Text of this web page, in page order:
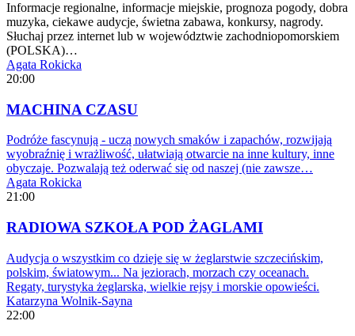
Informacje regionalne, informacje miejskie, prognoza pogody, dobra
muzyka, ciekawe audycje, świetna zabawa, konkursy, nagrody.
Słuchaj przez internet lub w województwie zachodniopomorskiem
(POLSKA)…
Agata Rokicka
20:00
MACHINA CZASU
Podróże fascynują - uczą nowych smaków i zapachów, rozwijają
wyobraźnię i wrażliwość, ułatwiają otwarcie na inne kultury, inne
obyczaje. Pozwalają też oderwać się od naszej (nie zawsze…
Agata Rokicka
21:00
RADIOWA SZKOŁA POD ŻAGLAMI
Audycja o wszystkim co dzieje się w żeglarstwie szczecińskim,
polskim, światowym... Na jeziorach, morzach czy oceanach.
Regaty, turystyka żeglarska, wielkie rejsy i morskie opowieści.
Katarzyna Wolnik-Sayna
22:00